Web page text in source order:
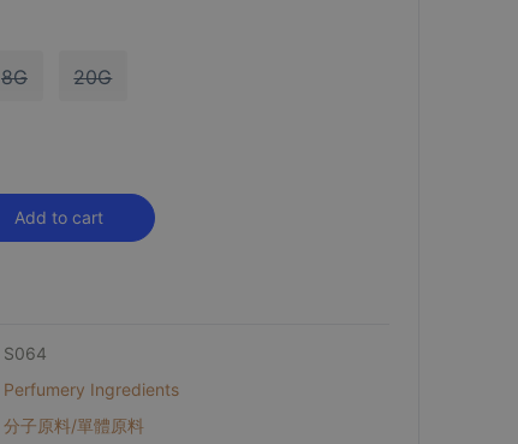
8G 20G
Add to cart
S064
Perfumery Ingredients
分子原料/單體原料